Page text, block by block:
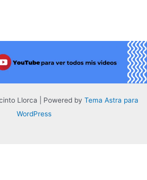
Llorca | Powered by Tema Astra para
WordPress